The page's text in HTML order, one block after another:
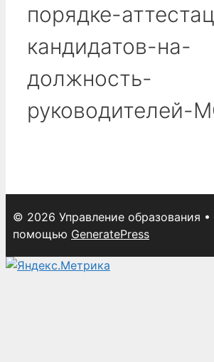
порядке-
кандидатов-на-
должность-
руководителей-
© 2026 Управление образования
помощью GeneratePress